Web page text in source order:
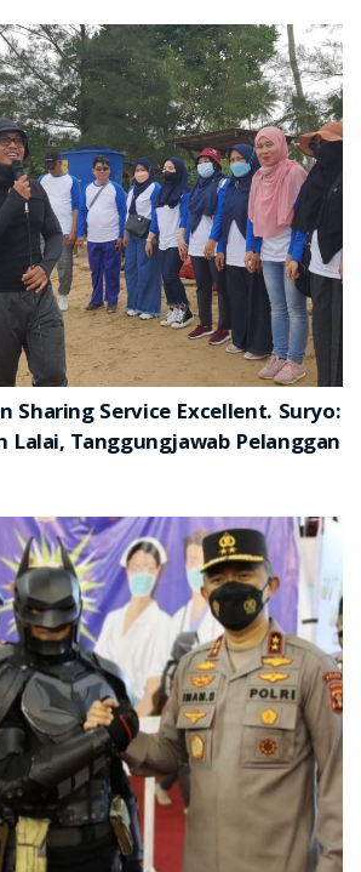
Sharing Service Excellent. Suryo:
Lalai, Tanggungjawab Pelanggan